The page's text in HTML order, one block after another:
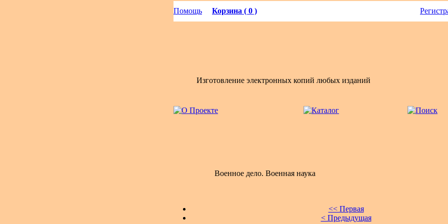
Помощь Корзина ( 0 )
Изготовление электронных копий любых изданий
Военное дело. Военная наука
<< Первая
< Предыдущая